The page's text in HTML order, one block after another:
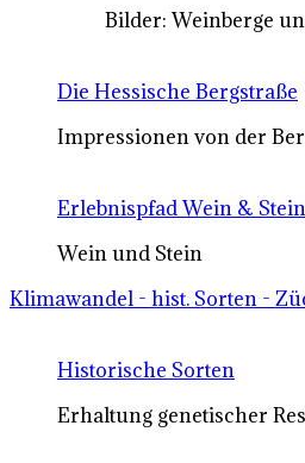
Bilder: Weinberge
Die Hessische Bergstraße
Impressionen von der
Erlebnispfad Wein & Stein
Wein und Stein
Klimawandel - hist. Sorten -
Historische Sorten
Erhaltung genetischer